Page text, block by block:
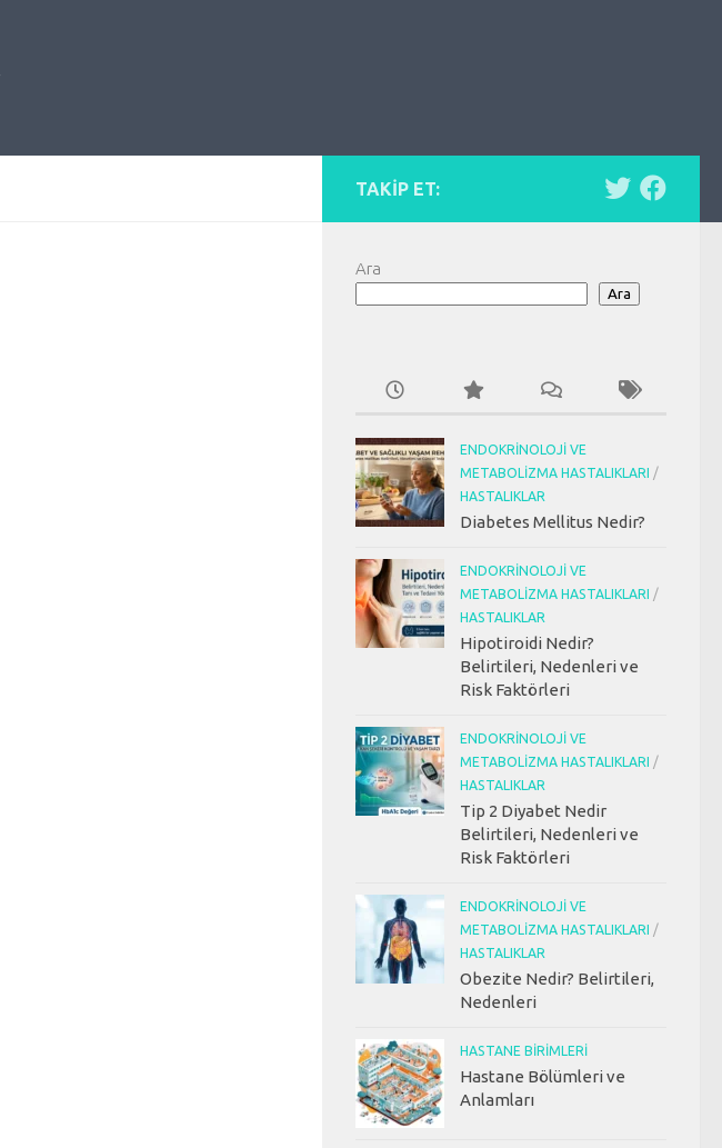
TAKIP ET:
Ara
Ara
ENDOKRINOLOJI VE
METABOLIZMA HASTALIKLARI /
HASTALIKLAR
Diabetes Mellitus Nedir?
ENDOKRINOLOJI VE
METABOLIZMA HASTALIKLARI /
HASTALIKLAR
Hipotiroidi Nedir?
Belirtileri, Nedenleri ve
Risk Faktörleri
ENDOKRINOLOJI VE
METABOLIZMA HASTALIKLARI /
HASTALIKLAR
Tip 2 Diyabet Nedir
Belirtileri, Nedenleri ve
Risk Faktörleri
ENDOKRINOLOJI VE
METABOLIZMA HASTALIKLARI /
HASTALIKLAR
Obezite Nedir? Belirtileri,
Nedenleri
HASTANE BIRIMLERI
Hastane Bölümleri ve
Anlamları